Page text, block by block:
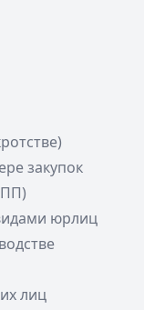
закупок
юрлиц
лиц